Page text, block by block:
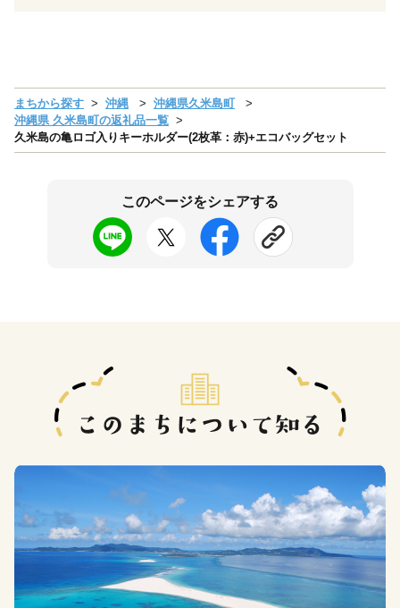
まちから探す 沖縄
沖縄県久米島町
沖縄県 久米島町の返礼品一覧
久米島の亀ロゴ入りキーホルダー(2枚革：赤)+エコバッグセット
このページをシェアする